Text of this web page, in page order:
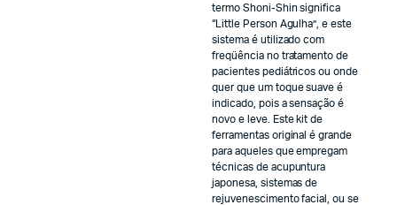
termo Shoni-Shin significa
“Little Person Agulha”, e este
sistema é utilizado com
freqüência no tratamento de
pacientes pediátricos ou onde
quer que um toque suave é
indicado, pois a sensação é
novo e leve. Este kit de
ferramentas original é grande
para aqueles que empregam
técnicas de acupuntura
japonesa, sistemas de
rejuvenescimento facial, ou se